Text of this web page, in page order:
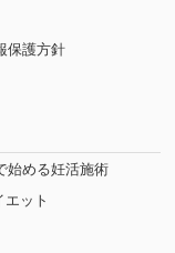
保護方針
始める妊活施術
エット